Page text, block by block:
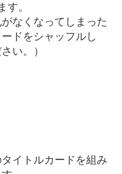
す。
なくなってしまった
ドをシャッフルし
い。）
イトルカードを組み